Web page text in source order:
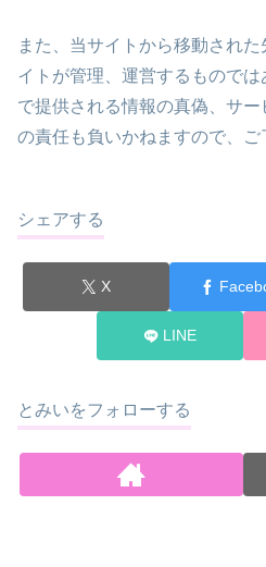
また、当サイトから移動され
イトが管理、運営するもので
で提供される情報の真偽、サ
の責任も負いかねますので、ご
シェアする
X
LINE
とみいをフォローする